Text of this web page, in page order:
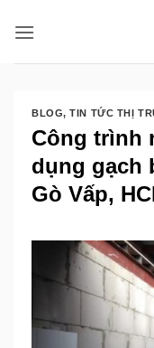
qua
nội
BLOG,TIN TỨC THỊ
Công trình
dụng gạch
Gò Vấp,